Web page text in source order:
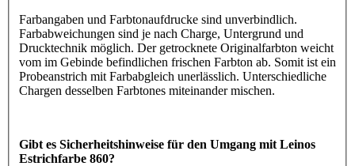
Farbangaben und Farbtonaufdrucke sind unverbindlich.
Farbabweichungen sind je nach Charge, Untergrund und
Drucktechnik möglich. Der getrocknete Originalfarbton weicht
vom im Gebinde befindlichen frischen Farbton ab. Somit ist ein
Probeanstrich mit Farbabgleich unerlässlich. Unterschiedliche
Chargen desselben Farbtones miteinander mischen.
Gibt es Sicherheitshinweise für den Umgang mit Leinos
Estrichfarbe 860?